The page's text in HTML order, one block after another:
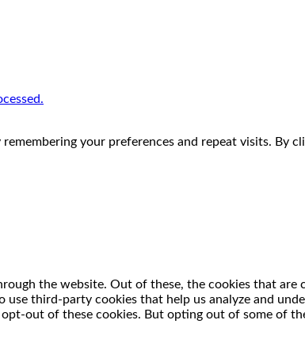
your preferences and repeat visits. By
the website. Out of these, the cookies that are
third-party cookies that help us analyze and
out of these cookies. But opting out of some of